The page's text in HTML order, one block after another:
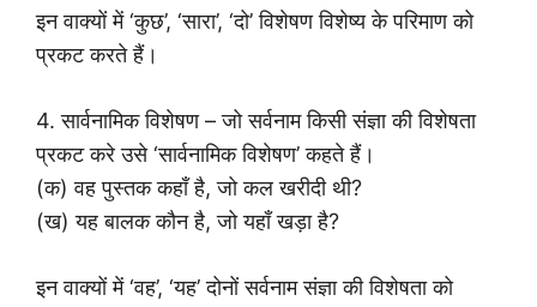
इन वाक्यों में ‘कुछ’, ‘सारा’, ‘दो’ विशेषण विशेष्य के परिमाण को
प्रकट करते हैं।
4. सार्वनामिक विशेषण – जो सर्वनाम किसी संज्ञा की विशेषता
प्रकट करे उसे ‘सार्वनामिक विशेषण’ कहते हैं।
(क) वह पुस्तक कहाँ है, जो कल खरीदी थी?
(ख) यह बालक कौन है, जो यहाँ खड़ा है?
इन वाक्यों में ‘वह’, ‘यह’ दोनों सर्वनाम संज्ञा की विशेषता को